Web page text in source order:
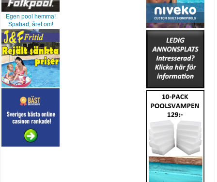
Egen pool hemma!
Spabad, året om!